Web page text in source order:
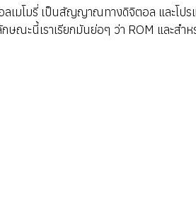
เมโมรี่ เป็นสัญญาณทางดิจิตอล และโปร
ษณะนี้เราเรียกมันย่อๆ ว่า ROM และสำ